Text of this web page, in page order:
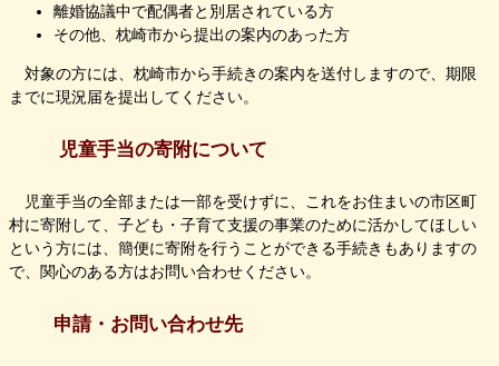
離婚協議中で配偶者と別居されている方
その他、枕崎市から提出の案内のあった方
対象の方には、枕崎市から手続きの案内を送付しますので、期限
までに現況届を提出してください。
児童手当の寄附について
児童手当の全部または一部を受けずに、これをお住まいの市区町
村に寄附して、子ども・子育て支援の事業のために活かしてほしい
という方には、簡便に寄附を行うことができる手続きもありますの
で、関心のある方はお問い合わせください。
申請・お問い合わせ先